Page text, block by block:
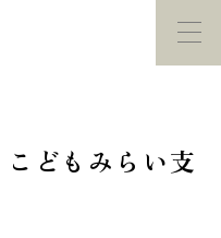
どもみらい支